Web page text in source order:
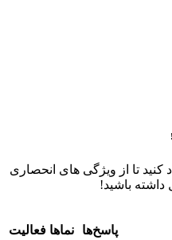
تا از ویژگی های انحصاری
داشته باشید!
پاسخ‌ها نماها فعالیت